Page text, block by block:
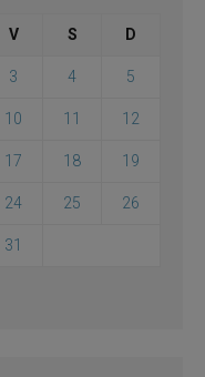
V S D
3 4 5
10 11 12
17 18 19
24 25 26
31